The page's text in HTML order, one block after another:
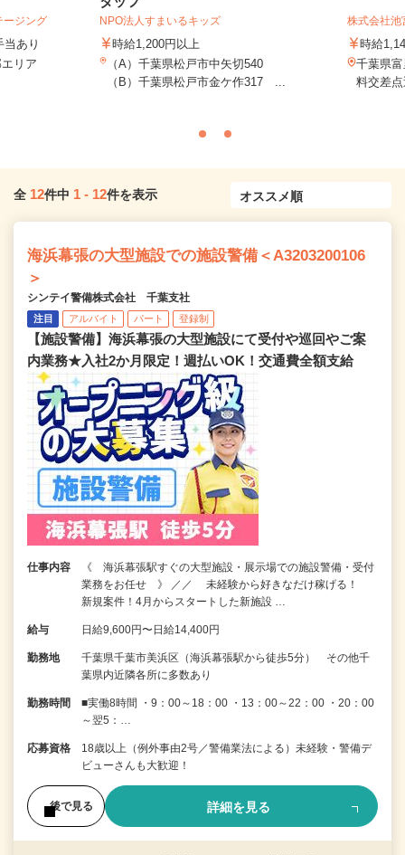
ージング
あり
エリア
NPO法人すまいるキッズ
時給1,200円以上
（A）千葉県松戸市中矢切540
（B）千葉県松戸市金ケ作317 ...
株式会社池
時給
千葉県
料交差
全 12件中 1 - 12件を表示
海浜幕張の大型施設での施設警備＜A3203200106
＞
シンテイ警備株式会社 千葉支社
注目 アルバイト パート 登録制
【施設警備】海浜幕張の大型施設にて受付や巡回やご案
内業務★入社2か月限定！週払いOK！交通費全額支給
仕事内容
《 海浜幕張駅すぐの大型施設・展示場での施設警備・受付
業務をお任せ 》 ／／ 未経験から好きなだけ稼げる！
新規案件！4月からスタートした新施設 …
給与 日給9,600円〜日給14,400円
勤務地
千葉県千葉市美浜区（海浜幕張駅から徒歩5分） その他千
葉県内近隣各所に多数あり
勤務時間
■実働8時間 ・9：00～18：00 ・13：00～22：00 ・20：00
～翌5：…
応募資格
18歳以上（例外事由2号／警備業法による）未経験・警備デ
ビューさんも大歓迎！
後で見る 詳細を見る